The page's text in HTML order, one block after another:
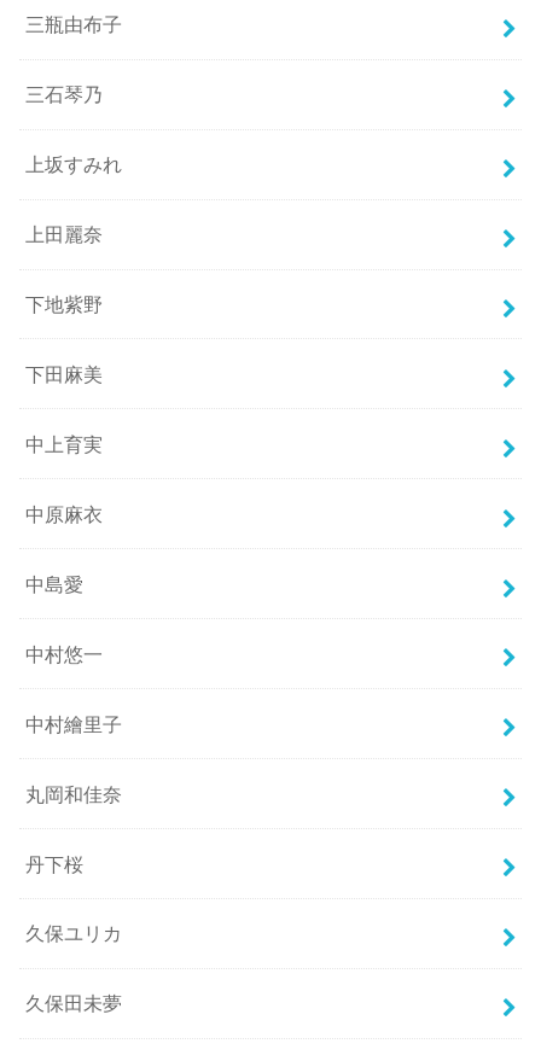
三瓶由布子
三石琴乃
上坂すみれ
上田麗奈
下地紫野
下田麻美
中上育実
中原麻衣
中島愛
中村悠一
中村繪里子
丸岡和佳奈
丹下桜
久保ユリカ
久保田未夢